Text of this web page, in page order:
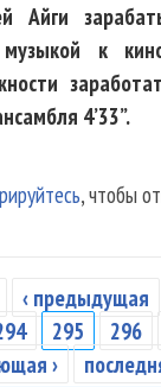
Айги
музыкой к
4’33”.
, чтобы
‹ предыдущая
295 296
›